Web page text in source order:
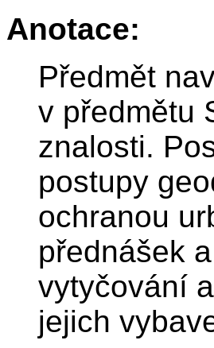
Anotace:
Předmět
v předmětu
znalosti.
postupy
ochranou
přednášek
vytyčování
jejich